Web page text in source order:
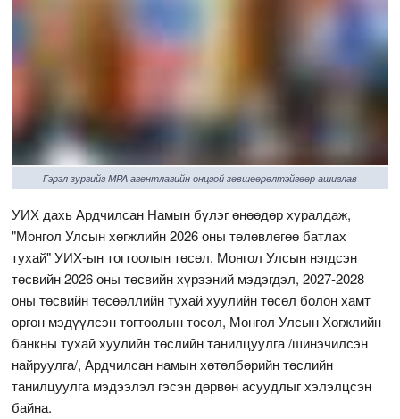
Гэрэл зургийг MPA агентлагийн онцгой зөвшөөрөлтэйгөөр ашиглав
УИХ дахь Ардчилсан Намын бүлэг өнөөдөр хуралдаж,
"Монгол Улсын хөгжлийн 2026 оны төлөвлөгөө батлах
тухай" УИХ-ын тогтоолын төсөл, Монгол Улсын нэгдсэн
төсвийн 2026 оны төсвийн хүрээний мэдэгдэл, 2027-2028
оны төсвийн төсөөллийн тухай хуулийн төсөл болон хамт
өргөн мэдүүлсэн тогтоолын төсөл, Монгол Улсын Хөгжлийн
банкны тухай хуулийн төслийн танилцуулга /шинэчилсэн
найруулга/, Ардчилсан намын хөтөлбөрийн төслийн
танилцуулга мэдээлэл гэсэн дөрвөн асуудлыг хэлэлцсэн
байна.